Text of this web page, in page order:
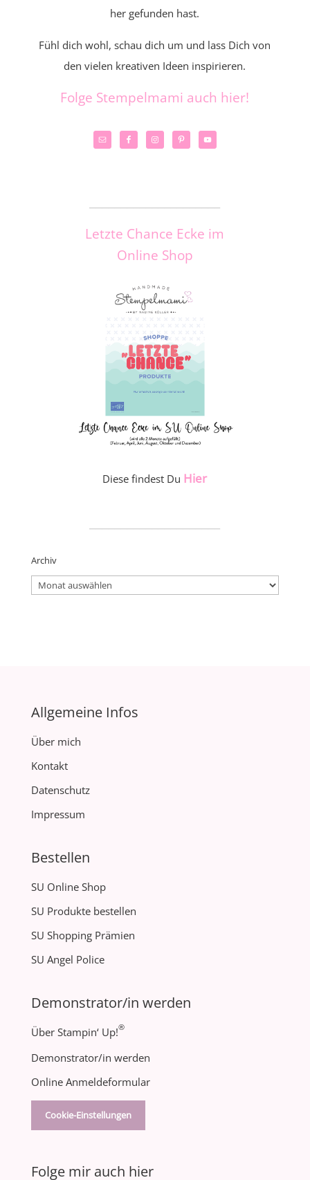
her gefunden hast.
Fühl dich wohl, schau dich um und lass Dich von
den vielen kreativen Ideen inspirieren.
Folge Stempelmami auch hier!
Letzte Chance Ecke im
Online Shop
Diese findest Du Hier
Archiv
Archiv
Allgemeine Infos
Über mich
Kontakt
Datenschutz
Impressum
Bestellen
SU Online Shop
SU Produkte bestellen
SU Shopping Prämien
SU Angel Police
Demonstrator/in werden
Über Stampin‘ Up!®
Demonstrator/in werden
Online Anmeldeformular
Cookie-Einstellungen
Folge mir auch hier